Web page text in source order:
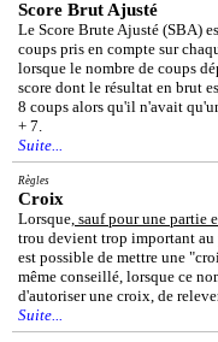
Score Brut Ajusté
Le Score Brute Ajusté (SBA)
coups pris en compte sur
lorsque le nombre de coups
score dont le résultat en brut
8 coups alors qu'il n'avait
+ 7.
Suite...
Règles
Croix
Lorsque, sauf pour une partie
trou devient trop important
est possible de mettre une
même conseillé, lorsque ce
d'autoriser une croix, de
Suite...